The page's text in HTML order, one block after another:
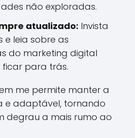
não exploradas.
atualizado: Invista
e leia sobre as
do marketing digital
para trás.
me permite manter a
e adaptável, tornando
degrau a mais rumo ao